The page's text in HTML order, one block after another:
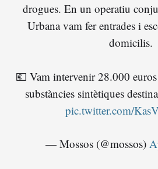
drogues. En un operatiu
Urbana vam fer entrades i
domicilis.
💶 Vam intervenir 28.000
substàncies sintètiques
pic.twitter.com/
— Mossos (@mossos)